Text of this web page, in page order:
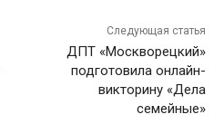
Следующая статья
ДПТ «Москворецкий»
подготовила онлайн-
викторину «Дела
семейные»